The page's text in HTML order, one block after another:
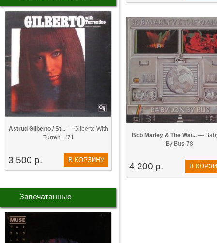
Astrud Gilberto / St... — Gilberto With
Turren... '71
3 500 р. В КОРЗИНУ
Запечатанные
Bob Marley & The Wai... —
By Bus '78
4 200 р. В